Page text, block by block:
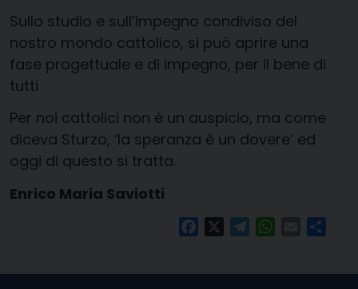
Sullo studio e sull’impegno condiviso del
nostro mondo cattolico, si può aprire una
fase progettuale e di impegno, per il bene di
tutti
Per noi cattolici non è un auspicio, ma come
diceva Sturzo, ‘la speranza è un dovere’ ed
oggi di questo si tratta.
Enrico Maria Saviotti
FacebookTelegramWhatsApp
Email